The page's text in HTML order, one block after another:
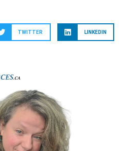
TWITTER LINKEDIN